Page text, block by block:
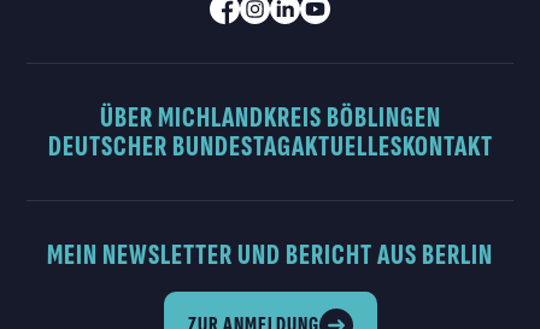
ÜBER MICHLANDKREIS BÖBLINGEN
DEUTSCHER BUNDESTAGAKTUELLESKONTAKT
MEIN NEWSLETTER UND BERICHT AUS BERLIN